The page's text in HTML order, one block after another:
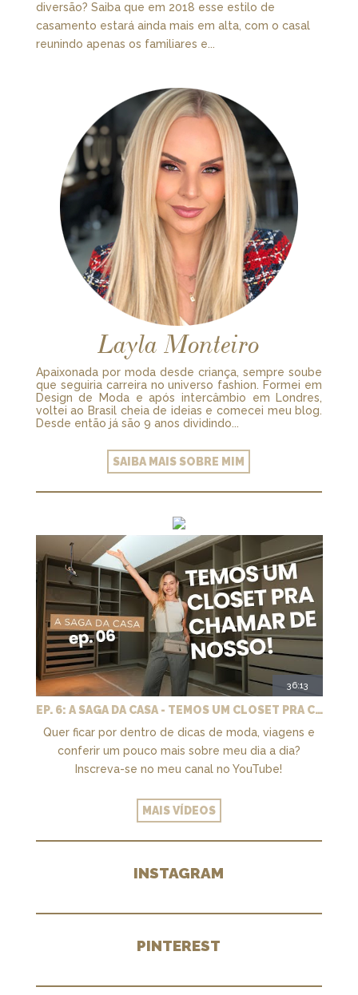
diversão? Saiba que em 2018 esse estilo de
casamento estará ainda mais em alta, com o casal
reunindo apenas os familiares e...
Layla Monteiro
Apaixonada por moda desde criança, sempre soube
que seguiria carreira no universo fashion. Formei em
Design de Moda e após intercâmbio em Londres,
voltei ao Brasil cheia de ideias e comecei meu blog.
Desde então já são 9 anos dividindo...
SAIBA MAIS SOBRE MIM
36:13
EP. 6: A SAGA DA CASA - TEMOS UM CLOSET PRA CHAMAR DE NOSSO + MARCENARIA E PAISAGISMO
Quer ficar por dentro de dicas de moda, viagens e
conferir um pouco mais sobre meu dia a dia?
Inscreva-se no meu canal no YouTube!
MAIS VÍDEOS
INSTAGRAM
PINTEREST